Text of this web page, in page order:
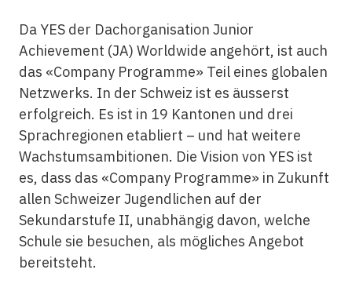
Da YES der Dachorganisation Junior
Achievement (JA) Worldwide angehört, ist auch
das «Company Programme» Teil eines globalen
Netzwerks. In der Schweiz ist es äusserst
erfolgreich. Es ist in 19 Kantonen und drei
Sprachregionen etabliert – und hat weitere
Wachstumsambitionen. Die Vision von YES ist
es, dass das «Company Programme» in Zukunft
allen Schweizer Jugendlichen auf der
Sekundarstufe II, unabhängig davon, welche
Schule sie besuchen, als mögliches Angebot
bereitsteht.